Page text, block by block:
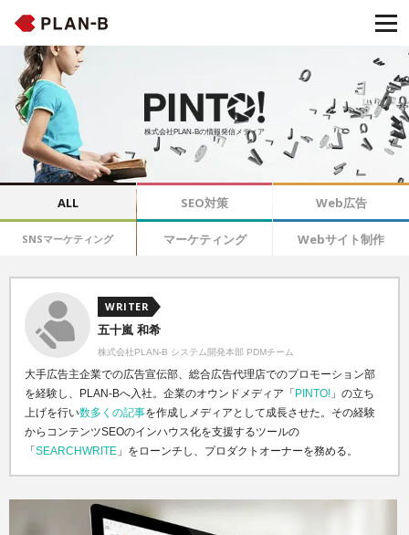
株式会社PLAN-Bの情報発信メディア
ALL SEO対策 Web広告
SNSマーケティング マーケティング Webサイト制作
WRITER
五十嵐 和希
株式会社PLAN-B システム開発本部 PDMチーム
大手広告主企業での広告宣伝部、総合広告代理店でのプロモーション部
を経験し、PLAN-Bへ入社。企業のオウンドメディア「 PINTO! 」の立ち
上げを行い数多くの記事を作成しメディアとして成長させた。その経験
からコンテンツSEOのインハウス化を支援するツールの
「 SEARCHWRITE 」をローンチし、プロダクトオーナーを務める。